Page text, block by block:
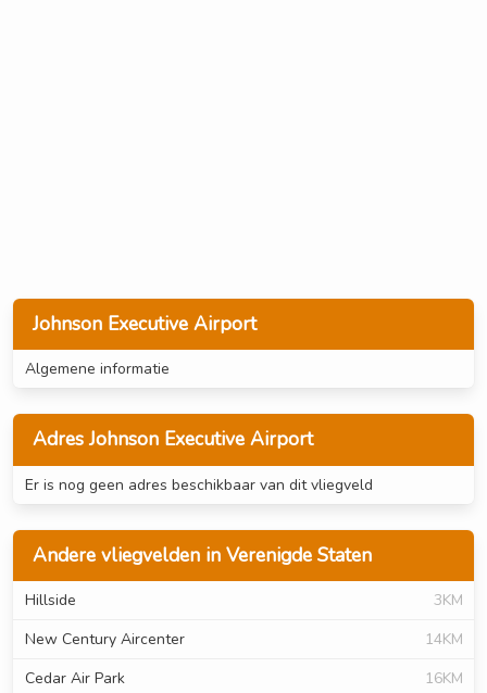
Johnson Executive Airport
Algemene informatie
Adres Johnson Executive Airport
Er is nog geen adres beschikbaar van dit vliegveld
Andere vliegvelden in Verenigde Staten
Hillside
3KM
New Century Aircenter
14KM
Cedar Air Park
16KM